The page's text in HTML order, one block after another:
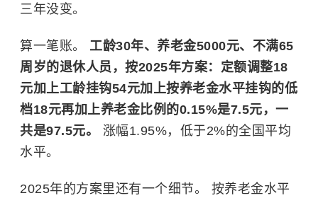
三年没变。
算一笔账。 工龄30年、养老金5000元、不满65
周岁的退休人员，按2025年方案：定额调整18
元加上工龄挂钩54元加上按养老金水平挂钩的低
档18元再加上养老金比例的0.15%是7.5元，一
共是97.5元。 涨幅1.95%，低于2%的全国平均
水平。
2025年的方案里还有一个细节。 按养老金水平